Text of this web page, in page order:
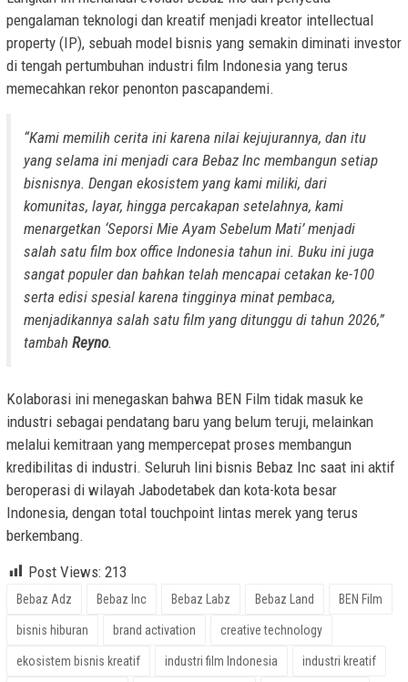
pengalaman teknologi dan kreatif menjadi kreator intellectual
property (IP), sebuah model bisnis yang semakin diminati investor
di tengah pertumbuhan industri film Indonesia yang terus
memecahkan rekor penonton pascapandemi.
“Kami memilih cerita ini karena nilai kejujurannya, dan itu
yang selama ini menjadi cara Bebaz Inc membangun setiap
bisnisnya. Dengan ekosistem yang kami miliki, dari
komunitas, layar, hingga percakapan setelahnya, kami
menargetkan ‘Seporsi Mie Ayam Sebelum Mati’ menjadi
salah satu film box office Indonesia tahun ini. Buku ini juga
sangat populer dan bahkan telah mencapai cetakan ke-100
serta edisi spesial karena tingginya minat pembaca,
menjadikannya salah satu film yang ditunggu di tahun 2026,”
tambah Reyno.
Kolaborasi ini menegaskan bahwa BEN Film tidak masuk ke
industri sebagai pendatang baru yang belum teruji, melainkan
melalui kemitraan yang mempercepat proses membangun
kredibilitas di industri. Seluruh lini bisnis Bebaz Inc saat ini aktif
beroperasi di wilayah Jabodetabek dan kota-kota besar
Indonesia, dengan total touchpoint lintas merek yang terus
berkembang.
Post Views: 213
Bebaz Adz Bebaz Inc Bebaz Labz Bebaz Land BEN Film
bisnis hiburan brand activation creative technology
ekosistem bisnis kreatif industri film Indonesia industri kreatif